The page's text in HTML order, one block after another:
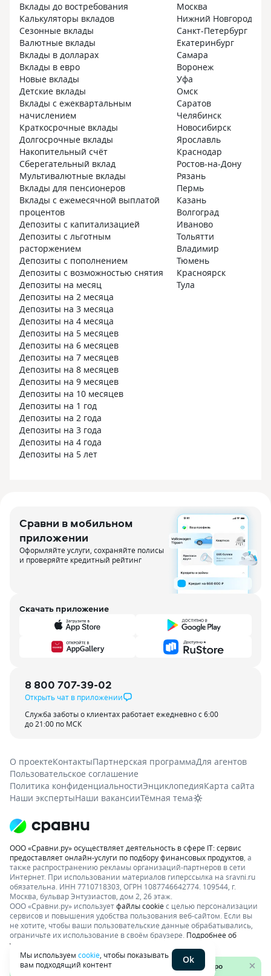
Вклады до востребования
Калькуляторы вкладов
Сезонные вклады
Валютные вклады
Вклады в долларах
Вклады в евро
Новые вклады
Детские вклады
Вклады с ежеквартальным
начислением
Краткосрочные вклады
Долгосрочные вклады
Накопительный счёт
Сберегательный вклад
Мультивалютные вклады
Вклады для пенсионеров
Вклады с ежемесячной выплатой
процентов
Депозиты с капитализацией
Депозиты с льготным
расторжением
Депозиты с пополнением
Депозиты с возможностью снятия
Депозиты на месяц
Депозиты на 2 месяца
Депозиты на 3 месяца
Депозиты на 4 месяца
Депозиты на 5 месяцев
Депозиты на 6 месяцев
Депозиты на 7 месяцев
Депозиты на 8 месяцев
Депозиты на 9 месяцев
Депозиты на 10 месяцев
Депозиты на 1 год
Депозиты на 2 года
Депозиты на 3 года
Депозиты на 4 года
Депозиты на 5 лет
Москва
Нижний Новгород
Санкт-Петербург
Екатеринбург
Самара
Воронеж
Уфа
Омск
Саратов
Челябинск
Новосибирск
Ярославль
Краснодар
Ростов-на-Дону
Рязань
Пермь
Казань
Волгоград
Иваново
Тольятти
Владимир
Тюмень
Красноярск
Тула
Сравни в мобильном
приложении
Оформляйте услуги, сохраняйте полисы
и проверяйте кредитный рейтинг
Скачать приложение
8 800 707-39-02
Открыть чат в приложении
Служба заботы о клиентах работает ежедневно с 6:00
до 21:00 по МСК
О проектеКонтактыПартнерская программаДля агентов
Пользовательское соглашение
Политика конфиденциальностиЭнциклопедияКарта сайта
Наши экспертыНаши вакансииТёмная тема
ООО «Сравни.ру» осуществляет деятельность в сфере IT: сервис
предоставляет онлайн-услуги по подбору финансовых продуктов , а
также распространению рекламы организаций-партнеров в сети
Интернет. При использовании материалов гиперссылка на sravni.ru
обязательна. ИНН 7710718303, ОГРН 1087746642774. 109544, г.
Москва, бульвар Энтузиастов, дом 2, 26 этаж.
ООО «Сравни.ру» используетфайлы cookieс целью персонализации
сервисов и повышения удобства пользования веб-сайтом. Если вы
не хотите, чтобы ваши пользовательские данные обрабатывались,
ограничьте их использование в своём браузере. Подробнее об
условиях.
Мы используем cookie , чтобы показывать
вам подходящий контент
Ok